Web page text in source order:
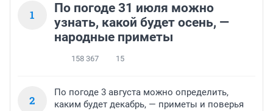
1
По погоде 31 июля можно
узнать, какой будет осень, —
народные приметы
158 367 15
2
По погоде 3 августа можно определить,
каким будет декабрь, — приметы и поверья